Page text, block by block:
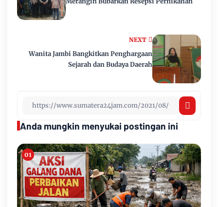
NEXT
Wanita Jambi Bangkitkan Penghargaan
Sejarah dan Budaya Daerah
Anda mungkin menyukai postingan ini